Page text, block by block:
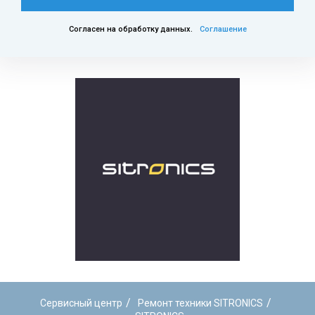
Согласен на обработку данных. Соглашение
Сервисный центр / Ремонт техники SITRONICS /